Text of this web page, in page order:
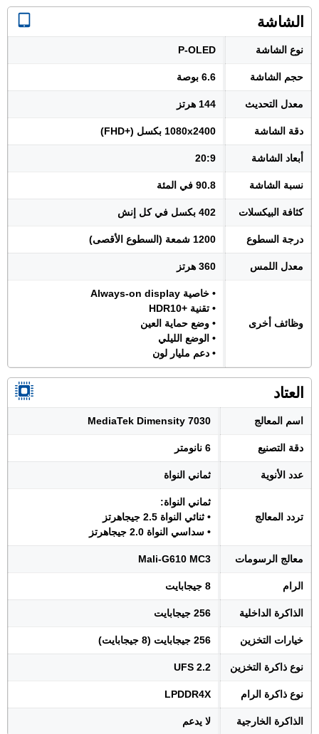
الشاشة
نوع الشاشة P-OLED
حجم الشاشة 6.6 بوصة
معدل التحديث 144 هرتز
دقة الشاشة 1080x2400 بكسل (+FHD)
أبعاد الشاشة 20:9
نسبة الشاشة 90.8 في المئة
كثافة البيكسلات 402 بكسل في كل إنش
درجة السطوع 1200 شمعة (السطوع الأقصى)
معدل اللمس 360 هرتز
وظائف أخرى
• خاصية Always-on display
• تقنية +HDR10
• وضع حماية العين
• الوضع الليلي
• دعم مليار لون
العتاد
اسم المعالج MediaTek Dimensity 7030
دقة التصنيع 6 نانومتر
عدد الأنوية ثماني النواة
تردد المعالج
ثماني النواة:
• ثنائي النواة 2.5 جيجاهرتز
• سداسي النواة 2.0 جيجاهرتز
معالج الرسومات Mali-G610 MC3
الرام 8 جيجابايت
الذاكرة الداخلية 256 جيجابايت
خيارات التخزين 256 جيجابايت (8 جيجابايت)
نوع ذاكرة التخزين UFS 2.2
نوع ذاكرة الرام LPDDR4X
الذاكرة الخارجية لا يدعم